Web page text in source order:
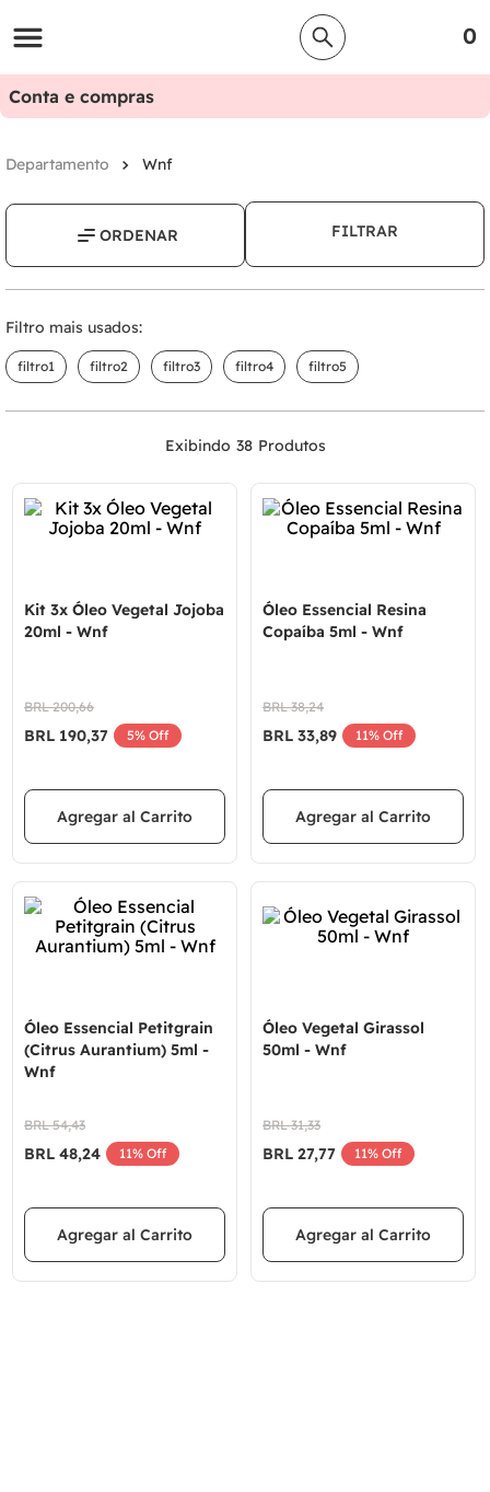
0
Conta e compras
Wnf
FILTRAR
Filtro mais usados:
filtro1 filtro2 filtro3 filtro4 filtro5
38
Kit 3x Óleo Vegetal Jojoba
20ml - Wnf
BRL 200,66
BRL 190,37 5% Off
Agregar al Carrito
Óleo Essencial Resina
Copaíba 5ml - Wnf
BRL 38,24
BRL 33,89 11% Off
Agregar al Carrito
Óleo Essencial Petitgrain
(Citrus Aurantium) 5ml -
Wnf
BRL 54,43
BRL 48,24 11% Off
Agregar al Carrito
Óleo Vegetal Girassol
50ml - Wnf
BRL 31,33
BRL 27,77 11% Off
Agregar al Carrito